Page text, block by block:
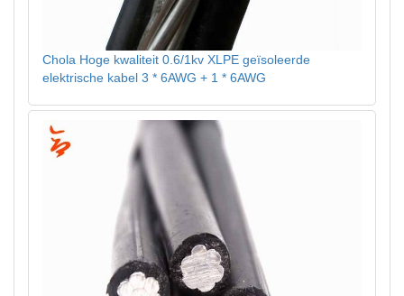
Chola Hoge kwaliteit 0.6/1kv XLPE geïsoleerde
elektrische kabel 3 * 6AWG + 1 * 6AWG